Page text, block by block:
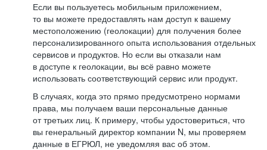
Если вы пользуетесь мобильным приложением,
то вы можете предоставлять нам доступ к вашему
местоположению (геолокации) для получения более
персонализированного опыта использования отдельных
сервисов и продуктов. Но если вы отказали нам
в доступе к геолокации, вы всё равно можете
использовать соответствующий сервис или продукт.
В случаях, когда это прямо предусмотрено нормами
права, мы получаем ваши персональные данные
от третьих лиц. К примеру, чтобы удостовериться, что
вы генеральный директор компании N, мы проверяем
данные в ЕГРЮЛ, не уведомляя вас об этом.